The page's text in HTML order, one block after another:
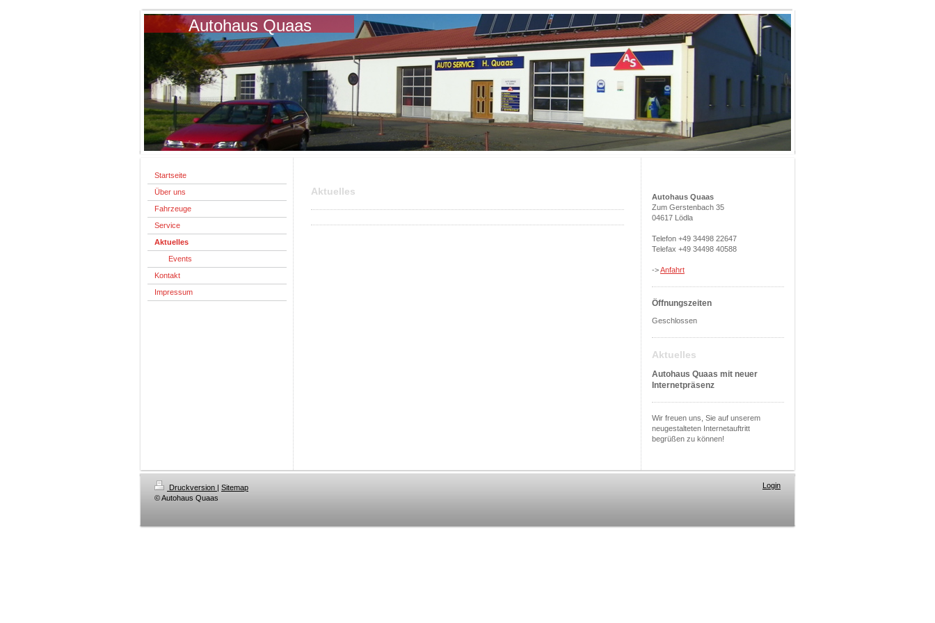
Autohaus Quaas
Startseite
Über uns
Fahrzeuge
Service
Aktuelles
Events
Kontakt
Impressum
Aktuelles
Autohaus Quaas
Zum Gerstenbach 35
04617 Lödla
Telefon +49 34498 22647
Telefax +49 34498 40588
->Anfahrt
Öffnungszeiten
Geschlossen
Aktuelles
Autohaus Quaas mit neuer
Internetpräsenz
Wir freuen uns, Sie auf unserem
neugestalteten Internetauftritt
begrüßen zu können!
Druckversion | Sitemap
© Autohaus Quaas
Login